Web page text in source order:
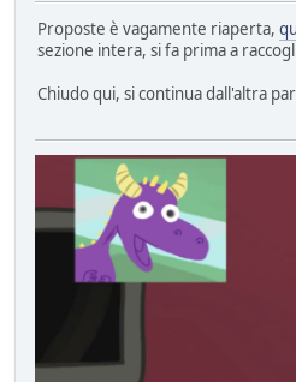
Proposte è vagamente riaperta,
sezione intera, si fa prima a
Chiudo qui, si continua dall'altra